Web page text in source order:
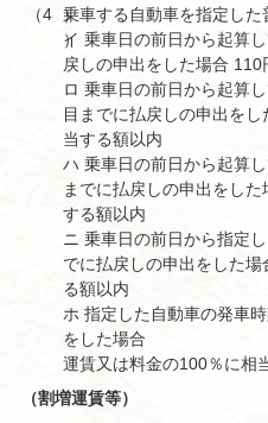
）
（4
）
乗車する自動車を指定し
イ 乗車日の前日から起算
戻しの申出をした場合 110
ロ 乗車日の前日から起算
目までに払戻しの申出を
当する額以内
ハ 乗車日の前日から起算
までに払戻しの申出をし
する額以内
ニ 乗車日の前日から指定
でに払戻しの申出をした
る額以内
ホ 指定した自動車の発車
をした場合
運賃又は料金の100％に相
（割増運賃等）